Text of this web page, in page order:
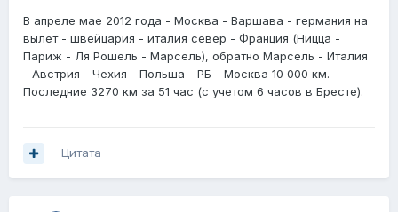
В апреле мае 2012 года - Москва - Варшава - германия на
вылет - швейцария - италия север - Франция (Ницца -
Париж - Ля Рошель - Марсель), обратно Марсель - Италия
- Австрия - Чехия - Польша - РБ - Москва 10 000 км.
Последние 3270 км за 51 час (с учетом 6 часов в Бресте).
Цитата